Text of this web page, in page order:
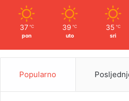
37 ℃
pon
39 ℃
uto
35 ℃
sri
Popularno